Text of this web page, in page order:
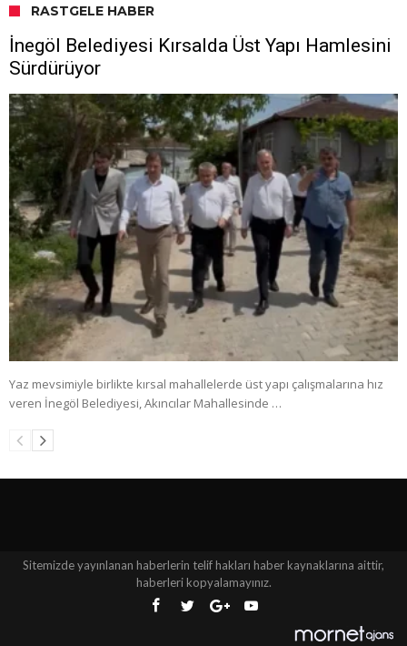
RASTGELE HABER
İnegöl Belediyesi Kırsalda Üst Yapı Hamlesini
Sürdürüyor
Yaz mevsimiyle birlikte kırsal mahallelerde üst yapı çalışmalarına hız
veren İnegöl Belediyesi, Akıncılar Mahallesinde …
Sitemizde yayınlanan haberlerin telif hakları haber kaynaklarına aittir,
haberleri kopyalamayınız.